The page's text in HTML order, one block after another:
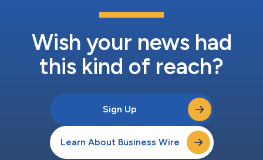
(DDR)平臺專案的一部分，該平臺包括一個臨床前階段theta聚合
酶(Polθ)抑制劑專案。鑒於涵蓋PARP抗藥/難治環境的機制協同作用
Wish your news had
this kind of reach?
Sign Up
Learn About Business Wire